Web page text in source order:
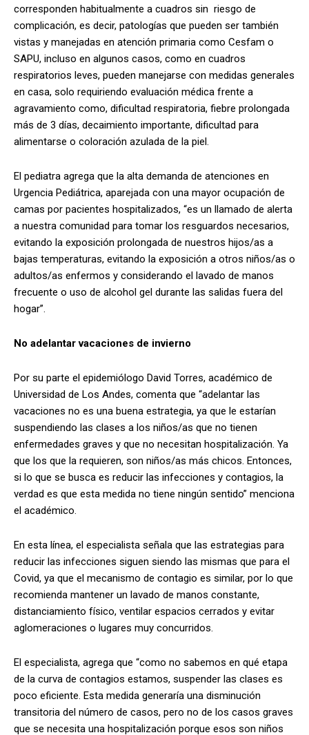
corresponden habitualmente a cuadros sin riesgo de
complicación, es decir, patologías que pueden ser también
vistas y manejadas en atención primaria como Cesfam o
SAPU, incluso en algunos casos, como en cuadros
respiratorios leves, pueden manejarse con medidas generales
en casa, solo requiriendo evaluación médica frente a
agravamiento como, dificultad respiratoria, fiebre prolongada
más de 3 días, decaimiento importante, dificultad para
alimentarse o coloración azulada de la piel.
El pediatra agrega que la alta demanda de atenciones en
Urgencia Pediátrica, aparejada con una mayor ocupación de
camas por pacientes hospitalizados, “es un llamado de alerta
a nuestra comunidad para tomar los resguardos necesarios,
evitando la exposición prolongada de nuestros hijos/as a
bajas temperaturas, evitando la exposición a otros niños/as o
adultos/as enfermos y considerando el lavado de manos
frecuente o uso de alcohol gel durante las salidas fuera del
hogar”.
No adelantar vacaciones de invierno
Por su parte el epidemiólogo David Torres, académico de
Universidad de Los Andes, comenta que “adelantar las
vacaciones no es una buena estrategia, ya que le estarían
suspendiendo las clases a los niños/as que no tienen
enfermedades graves y que no necesitan hospitalización. Ya
que los que la requieren, son niños/as más chicos. Entonces,
si lo que se busca es reducir las infecciones y contagios, la
verdad es que esta medida no tiene ningún sentido” menciona
el académico.
En esta línea, el especialista señala que las estrategias para
reducir las infecciones siguen siendo las mismas que para el
Covid, ya que el mecanismo de contagio es similar, por lo que
recomienda mantener un lavado de manos constante,
distanciamiento físico, ventilar espacios cerrados y evitar
aglomeraciones o lugares muy concurridos.
El especialista, agrega que “como no sabemos en qué etapa
de la curva de contagios estamos, suspender las clases es
poco eficiente. Esta medida generaría una disminución
transitoria del número de casos, pero no de los casos graves
que se necesita una hospitalización porque esos son niños